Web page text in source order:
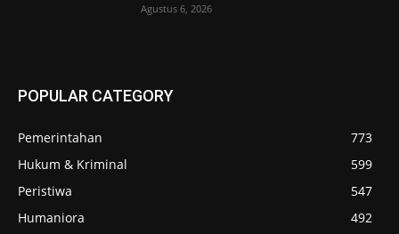
Agustus 6, 2026
POPULAR CATEGORY
Pemerintahan
773
Hukum & Kriminal
599
Peristiwa
547
Humaniora
492